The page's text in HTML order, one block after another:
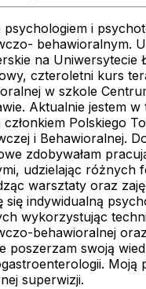
psychologiem i
behawioralnym.
na Uniwersytecie
czteroletni kurs
w szkole
Aktualnie jestem
członkiem Polskiego
i Behawioralnej.
zdobywałam
udzielając różnych
warsztaty oraz
się indywidualną
wykorzystując
behawioralnej
poszerzam swoją
Moją
superwizji.